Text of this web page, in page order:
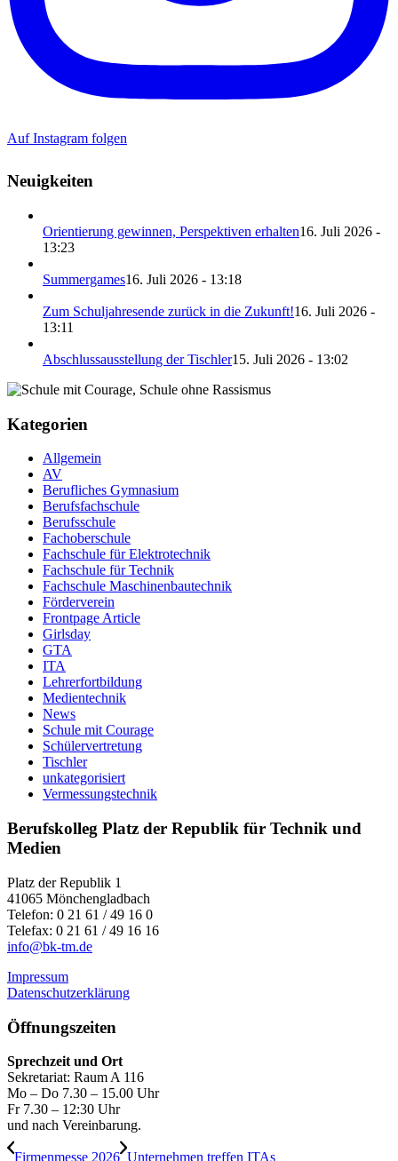
Auf Instagram folgen
Neuigkeiten
Orientierung gewinnen, Perspektiven erhalten16. Juli 2026 -
13:23
Summergames16. Juli 2026 - 13:18
Zum Schuljahresende zurück in die Zukunft!16. Juli 2026 -
13:11
Abschlussausstellung der Tischler15. Juli 2026 - 13:02
Kategorien
Allgemein
AV
Berufliches Gymnasium
Berufsfachschule
Berufsschule
Fachoberschule
Fachschule für Elektrotechnik
Fachschule für Technik
Fachschule Maschinenbautechnik
Förderverein
Frontpage Article
Girlsday
GTA
ITA
Lehrerfortbildung
Medientechnik
News
Schule mit Courage
Schülervertretung
Tischler
unkategorisiert
Vermessungstechnik
Berufskolleg Platz der Republik für Technik und
Medien
Platz der Republik 1
41065 Mönchengladbach
Telefon: 0 21 61 / 49 16 0
Telefax: 0 21 61 / 49 16 16
info@bk-tm.de
Impressum
Datenschutzerklärung
Öffnungszeiten
Sprechzeit und Ort
Sekretariat: Raum A 116
Mo – Do 7.30 – 15.00 Uhr
Fr 7.30 – 12:30 Uhr
und nach Vereinbarung.
Firmenmesse 2026 Unternehmen treffen ITAs